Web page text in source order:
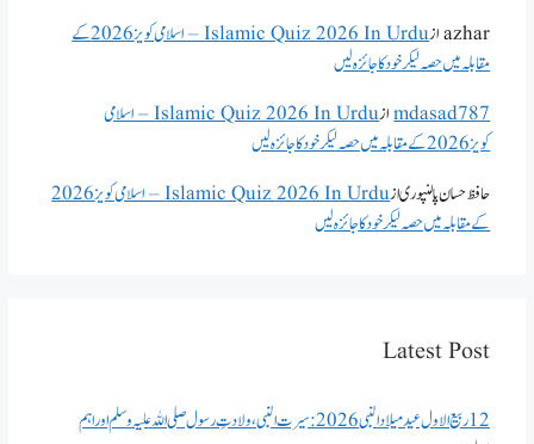
azharاز
Islamic Quiz 2026 In Urdu – اسلامی کویز 2026 کے
مقابلہ میں حصہ لیکر خود کا جائزہ لیں
mdasad787از
Islamic Quiz 2026 In Urdu – اسلامی
کویز 2026 کے مقابلہ میں حصہ لیکر خود کا جائزہ لیں
حافظ حسان پالنپوریاز
Islamic Quiz 2026 In Urdu – اسلامی کویز 2026
کے مقابلہ میں حصہ لیکر خود کا جائزہ لیں
Latest Post
12 ربیع الاول عید میلاد النبی 2026: سیرت النبی، ولادتِ رسول صلی اللہ علیہ وسلم اور اہم